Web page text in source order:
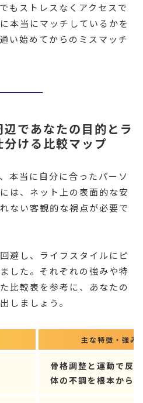
もストレスなくアクセスで
本当にマッチしているかを
い始めてからのミスマッチ
であなたの目的とラ
ける比較マップ
本当に自分に合ったパーソ
は、ネット上の表面的な安
ない客観的な視点が必要で
避し、ライフスタイルにピ
した。それぞれの強みや特
比較表を参考に、あなたの
しましょう。
主な特徴・強み
骨格調整と運動で反
体の不調を根本から